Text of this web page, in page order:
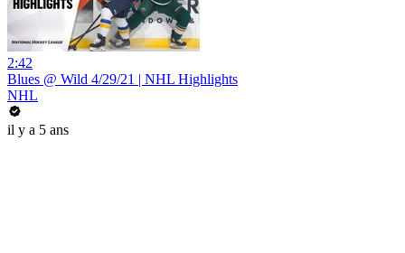
2:42
Blues @ Wild 4/29/21 | NHL Highlights
NHL
il y a 5 ans